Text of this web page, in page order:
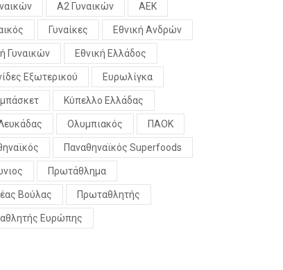
Α2 Γυναικών ΑΕΚ
Γυναίκες Εθνική Ανδρών
Γυναικών Εθνική Ελλάδος
Εξωτερικού Ευρωλίγκα
Κύπελλο Ελλάδας
Ολυμπιακός ΠΑΟΚ
Παναθηναϊκός Superfoods
Πρωτάθλημα
Βούλας Πρωταθλητής
Ευρώπης